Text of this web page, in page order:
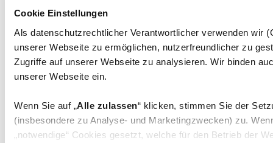
Cookie Einstellungen
Als datenschutzrechtlicher Verantwortlicher verwenden wir
unserer Webseite zu ermöglichen, nutzerfreundlicher zu
Zugriffe auf unserer Webseite zu analysieren. Wir binden
unserer Webseite ein.
Wenn Sie auf „Alle zulassen“ klicken, stimmen Sie der
(insbesondere zu Analyse- und Marketingzwecken) zu.
„notwendige“ Cookies gesetzt, welche für den Betrieb der
Faszien- und Massagerollen
Weitere Rehabilitationshilfen
Taschen & Rucksäcke
Essenstaschen und Meal-Prep-Zubehör
Sporttaschen
Zubehör nach Aktivität
Laufen
Kampfsport